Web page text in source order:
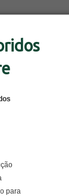
para
física e
estar dos
empresa.